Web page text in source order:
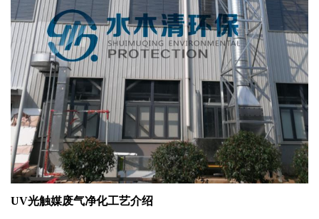
UV光触媒废气净化工艺介绍